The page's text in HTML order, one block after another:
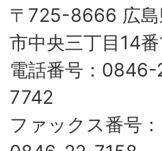
〒725-8666 広島
市中央三丁目14
電話番号：
7742
ファックス番号：